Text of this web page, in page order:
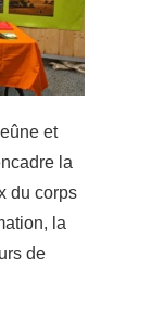
et
la
du corps
la
de